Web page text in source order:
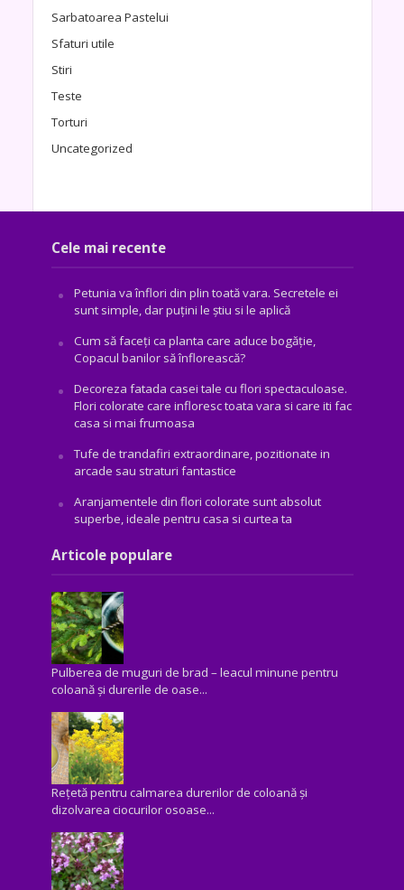
Sarbatoarea Pastelui
Sfaturi utile
Stiri
Teste
Torturi
Uncategorized
Cele mai recente
Petunia va înflori din plin toată vara. Secretele ei
sunt simple, dar puțini le știu si le aplică
Cum să faceți ca planta care aduce bogăţie,
Copacul banilor să înflorească?
Decoreza fatada casei tale cu flori spectaculoase.
Flori colorate care infloresc toata vara si care iti fac
casa si mai frumoasa
Tufe de trandafiri extraordinare, pozitionate in
arcade sau straturi fantastice
Aranjamentele din flori colorate sunt absolut
superbe, ideale pentru casa si curtea ta
Articole populare
Pulberea de muguri de brad – leacul minune pentru
coloană și durerile de oase...
Rețetă pentru calmarea durerilor de coloană și
dizolvarea ciocurilor osoase...